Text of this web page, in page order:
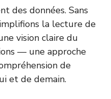
des données. Sans
la lecture de
vision claire du
— une approche
de
et de demain.